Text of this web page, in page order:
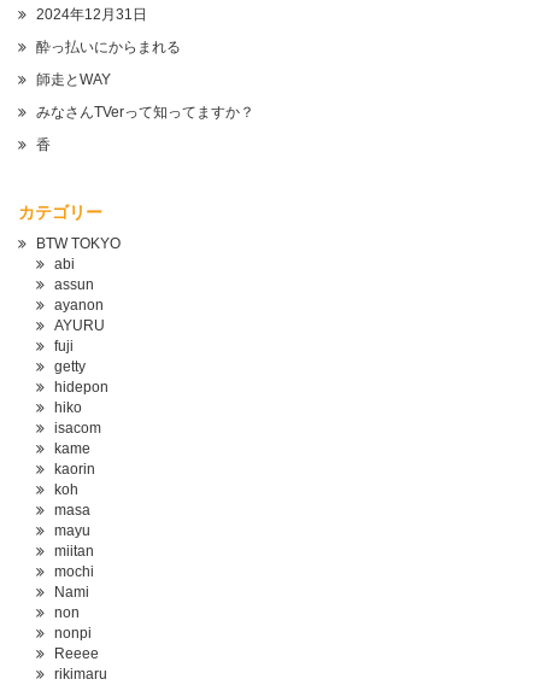
2024年12月31日
酔っ払いにからまれる
師走とWAY
みなさんTVerって知ってますか？
香
カテゴリー
BTW TOKYO
abi
assun
ayanon
AYURU
fuji
getty
hidepon
hiko
isacom
kame
kaorin
koh
masa
mayu
miitan
mochi
Nami
non
nonpi
Reeee
rikimaru